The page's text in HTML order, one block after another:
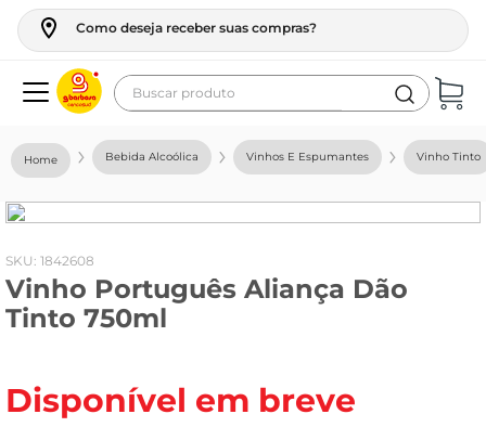
Como deseja receber suas compras?
Buscar produto
Bebida Alcoólica Vinhos E Espumantes Vinho Tinto
: 1842608
Vinho Português Aliança Dão
Tinto 750ml
Disponível em breve
geladeira
fogao
café
cerveja
leite